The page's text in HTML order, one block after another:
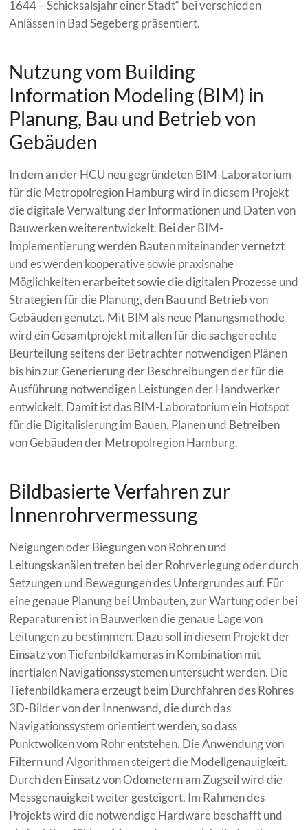
1644 – Schicksalsjahr einer Stadt“ bei verschieden
Anlässen in Bad Segeberg präsentiert.
Nutzung vom Building
Information Modeling (BIM) in
Planung, Bau und Betrieb von
Gebäuden
In dem an der HCU neu gegründeten BIM-Laboratorium
für die Metropolregion Hamburg wird in diesem Projekt
die digitale Verwaltung der Informationen und Daten von
Bauwerken weiterentwickelt. Bei der BIM-
Implementierung werden Bauten miteinander vernetzt
und es werden kooperative sowie praxisnahe
Möglichkeiten erarbeitet sowie die digitalen Prozesse und
Strategien für die Planung, den Bau und Betrieb von
Gebäuden genutzt. Mit BIM als neue Planungsmethode
wird ein Gesamtprojekt mit allen für die sachgerechte
Beurteilung seitens der Betrachter notwendigen Plänen
bis hin zur Generierung der Beschreibungen der für die
Ausführung notwendigen Leistungen der Handwerker
entwickelt. Damit ist das BIM-Laboratorium ein Hotspot
für die Digitalisierung im Bauen, Planen und Betreiben
von Gebäuden der Metropolregion Hamburg.
Bildbasierte Verfahren zur
Innenrohrvermessung
Neigungen oder Biegungen von Rohren und
Leitungskanälen treten bei der Rohrverlegung oder durch
Setzungen und Bewegungen des Untergrundes auf. Für
eine genaue Planung bei Umbauten, zur Wartung oder bei
Reparaturen ist in Bauwerken die genaue Lage von
Leitungen zu bestimmen. Dazu soll in diesem Projekt der
Einsatz von Tiefenbildkameras in Kombination mit
inertialen Navigationssystemen untersucht werden. Die
Tiefenbildkamera erzeugt beim Durchfahren des Rohres
3D-Bilder von der Innenwand, die durch das
Navigationssystem orientiert werden, so dass
Punktwolken vom Rohr entstehen. Die Anwendung von
Filtern und Algorithmen steigert die Modellgenauigkeit.
Durch den Einsatz von Odometern am Zugseil wird die
Messgenauigkeit weiter gesteigert. Im Rahmen des
Projekts wird die notwendige Hardware beschafft und